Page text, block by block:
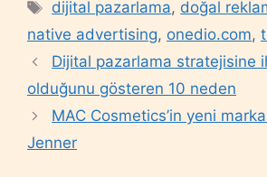
Tags
dijital pazarlama, doğal
native advertising, onedio.com,
Dijital pazarlama stratejisine
olduğunu gösteren 10 neden
MAC Cosmetics’in yeni
Jenner